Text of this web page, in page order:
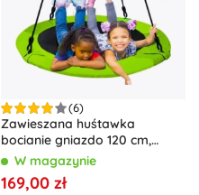
(6)
Zawieszana huśtawka
bocianie gniazdo 120 cm,
zielono‑czarna, 150 kg
W magazynie
169,00 zł